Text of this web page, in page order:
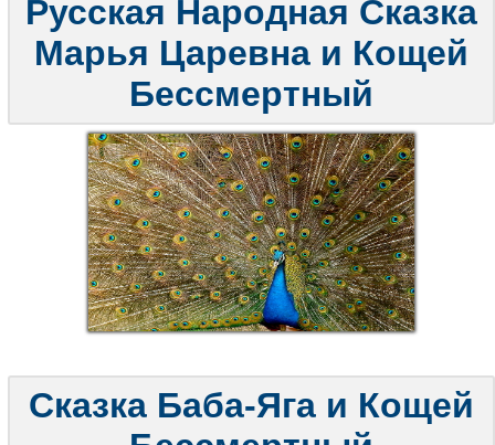
Русская Народная Сказка
Марья Царевна и Кощей
Бессмертный
Сказка Баба-Яга и Кощей